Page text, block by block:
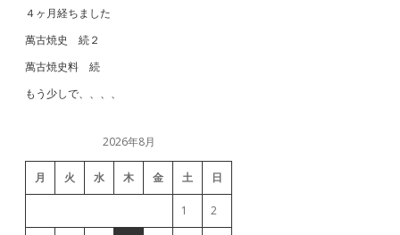
４ヶ月経ちました
萬古焼史 続２
萬古焼史料 続
もう少しで、、、、
2026年8月
月 火 水 木 金 土 日
1 2